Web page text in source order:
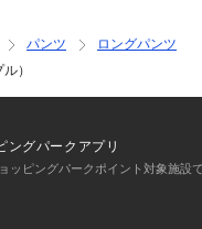
パンツ
ロングパンツ
）
ングパークアプリ
ッピングパークポイント対象施設